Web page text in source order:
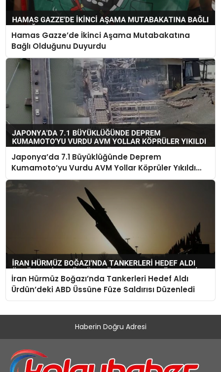
Hamas Gazze’de İkinci Aşama Mutabakatına
Bağlı Olduğunu Duyurdu
Japonya’da 7.1 Büyüklüğünde Deprem
Kumamoto’yu Vurdu AVM Yollar Köprüler Yıkıldı
Çok Sayıda Can Kaybı Var
İran Hürmüz Boğazı’nda Tankerleri Hedef Aldı
Ürdün’deki ABD Üssüne Füze Saldırısı Düzenledi
Haberin Doğru Adresi